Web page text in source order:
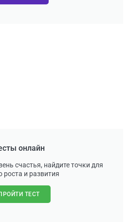
онлайн
счастья, найдите точки для
роста и развития
ТЕСТ